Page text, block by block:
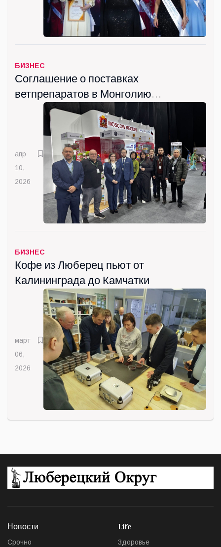
БИЗНЕС
Соглашение о поставках
ветпрепаратов в Монголию
подписала Госкомпания
"ВИК" из Люберец
апр
10,
2026
БИЗНЕС
Кофе из Люберец пьют от
Калининграда до Камчатки
март
06,
2026
Новости
Срочно
Life
Здоровье